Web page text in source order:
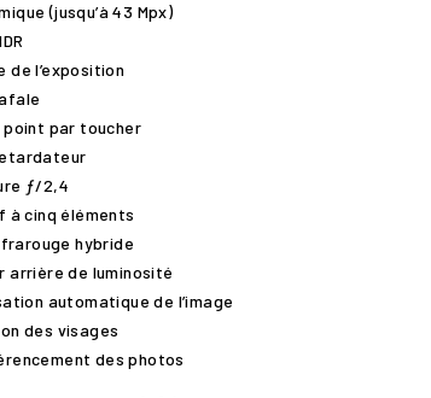
(jusqu’à 43 Mpx)
de l’exposition
point par toucher
ƒ/2,4
à cinq éléments
hybride
arrière de luminosité
automatique de l’image
des visages
des photos